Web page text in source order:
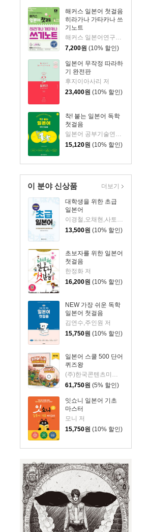
해커스 일본어 첫걸음
히라가나 가타카나 쓰
기노트
해커스 일본어연구소 저
7,200원 (10% 할인)
일본어 무작정 따라하
기 완전판
후지이아사리 저
23,400원 (10% 할인)
착! 붙는 일본어 독학
첫걸음
15,120원 (10% 할인)
이 분야 신상품
대학생을 위한 초급
일본어
13,500원 (10% 할인)
초보자를 위한 일본어
첫걸음
한정화 저
16,200원 (10% 할인)
NEW 가장 쉬운 독학
일본어 첫걸음
김연수,주인원 저
15,750원 (10% 할인)
일본어 스쿨 500 단어
퀴즈왕
61,750원 (5% 할인)
잇쇼니 일본어 기초
마스터
모니 저
15,750원 (10% 할인)
더보기